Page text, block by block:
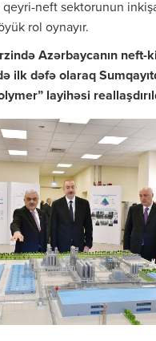
neft sektorunun
rol oynayır.
Azərbaycanın neft-
ilk dəfə olaraq
layihəsi